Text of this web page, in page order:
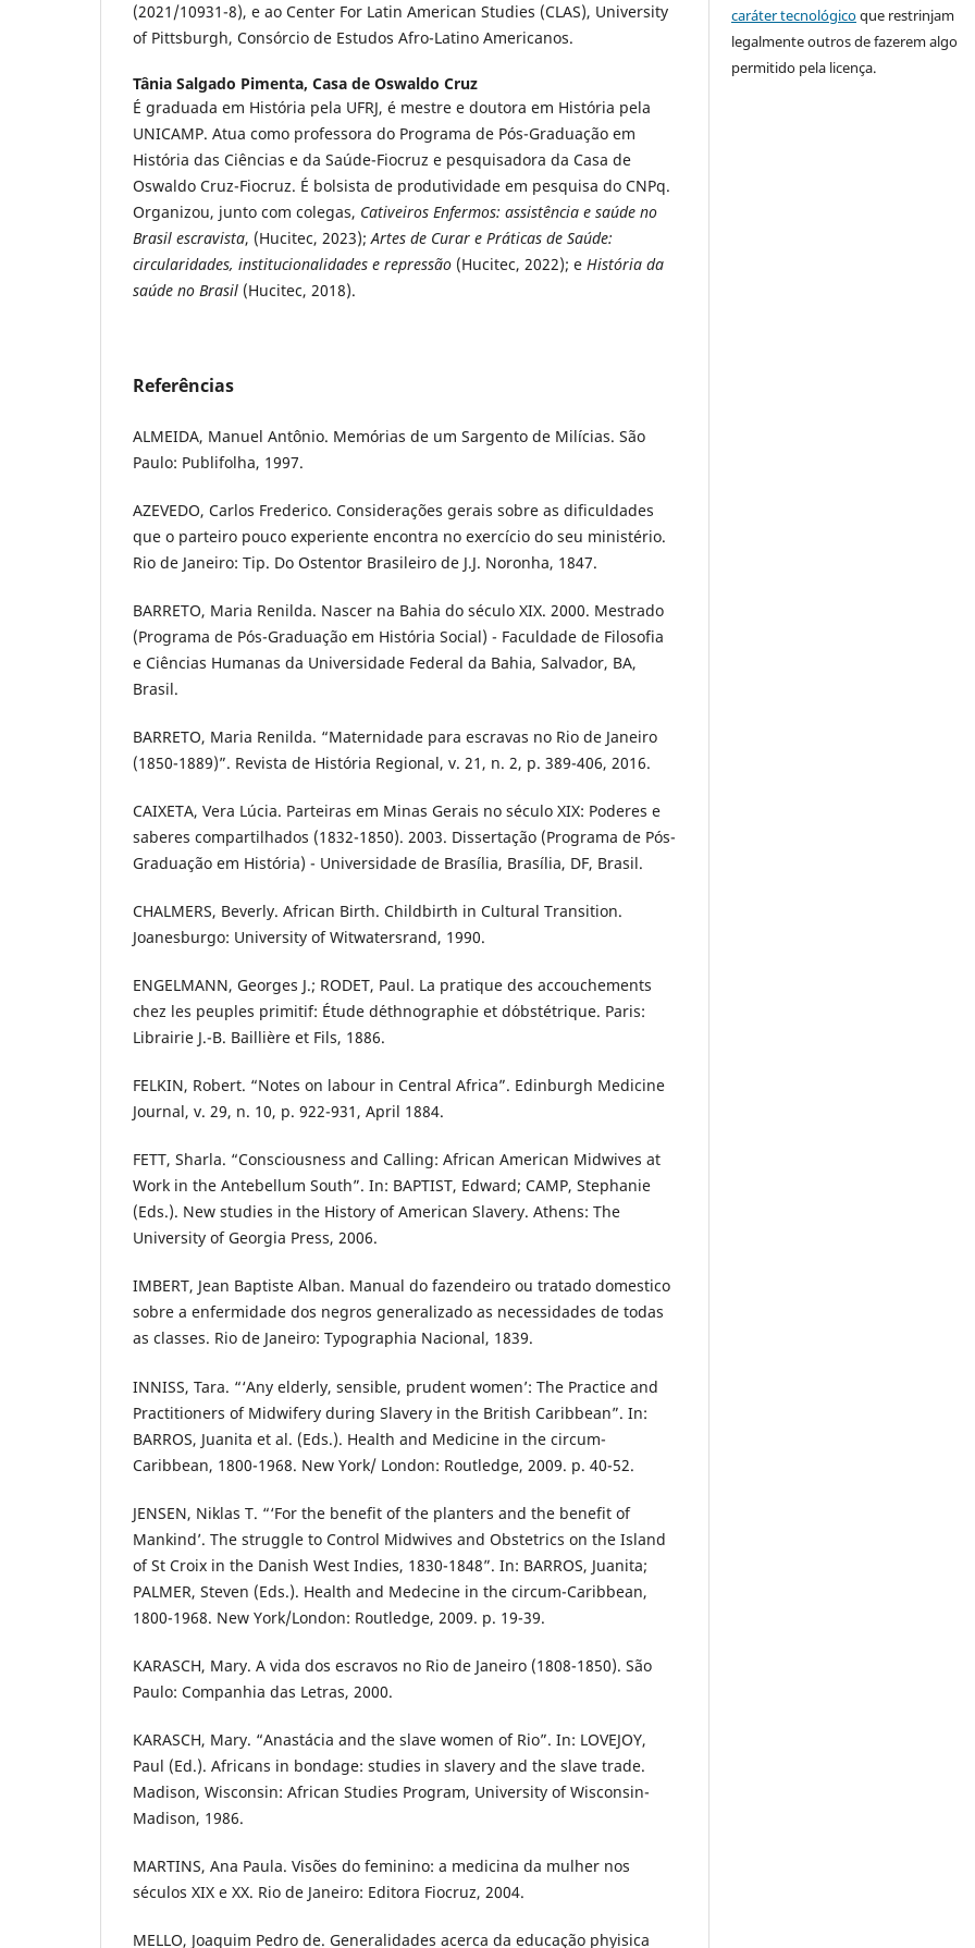
(2021/10931-8), e ao Center For Latin American Studies (CLAS), University
of Pittsburgh, Consórcio de Estudos Afro-Latino Americanos.
Tânia Salgado Pimenta, Casa de Oswaldo Cruz
É graduada em História pela UFRJ, é mestre e doutora em História pela
UNICAMP. Atua como professora do Programa de Pós-Graduação em
História das Ciências e da Saúde-Fiocruz e pesquisadora da Casa de
Oswaldo Cruz-Fiocruz. É bolsista de produtividade em pesquisa do CNPq.
Organizou, junto com colegas, Cativeiros Enfermos: assistência e saúde no
Brasil escravista, (Hucitec, 2023);Artes de Curar e Práticas de Saúde:
circularidades, institucionalidades e repressão (Hucitec, 2022); e História da
saúde no Brasil (Hucitec, 2018).
Referências
ALMEIDA, Manuel Antônio. Memórias de um Sargento de Milícias. São
Paulo: Publifolha, 1997.
AZEVEDO, Carlos Frederico. Considerações gerais sobre as dificuldades
que o parteiro pouco experiente encontra no exercício do seu ministério.
Rio de Janeiro: Tip. Do Ostentor Brasileiro de J.J. Noronha, 1847.
BARRETO, Maria Renilda. Nascer na Bahia do século XIX. 2000. Mestrado
(Programa de Pós-Graduação em História Social) - Faculdade de Filosofia
e Ciências Humanas da Universidade Federal da Bahia, Salvador, BA,
Brasil.
BARRETO, Maria Renilda. “Maternidade para escravas no Rio de Janeiro
(1850-1889)”. Revista de História Regional, v. 21, n. 2, p. 389-406, 2016.
CAIXETA, Vera Lúcia. Parteiras em Minas Gerais no século XIX: Poderes e
saberes compartilhados (1832-1850). 2003. Dissertação (Programa de Pós-
Graduação em História) - Universidade de Brasília, Brasília, DF, Brasil.
CHALMERS, Beverly. African Birth. Childbirth in Cultural Transition.
Joanesburgo: University of Witwatersrand, 1990.
ENGELMANN, Georges J.; RODET, Paul. La pratique des accouchements
chez les peuples primitif: Étude d´ethnographie et d´obstétrique. Paris:
Librairie J.-B. Baillière et Fils, 1886.
FELKIN, Robert. “Notes on labour in Central Africa”. Edinburgh Medicine
Journal, v. 29, n. 10, p. 922-931, April 1884.
FETT, Sharla. “Consciousness and Calling: African American Midwives at
Work in the Antebellum South”. In: BAPTIST, Edward; CAMP, Stephanie
(Eds.). New studies in the History of American Slavery. Athens: The
University of Georgia Press, 2006.
IMBERT, Jean Baptiste Alban. Manual do fazendeiro ou tratado domestico
sobre a enfermidade dos negros generalizado as necessidades de todas
as classes. Rio de Janeiro: Typographia Nacional, 1839.
INNISS, Tara. “‘Any elderly, sensible, prudent women’: The Practice and
Practitioners of Midwifery during Slavery in the British Caribbean”. In:
BARROS, Juanita et al. (Eds.). Health and Medicine in the circum-
Caribbean, 1800-1968. New York/ London: Routledge, 2009. p. 40-52.
JENSEN, Niklas T. “‘For the benefit of the planters and the benefit of
Mankind’. The struggle to Control Midwives and Obstetrics on the Island
of St Croix in the Danish West Indies, 1830-1848”. In: BARROS, Juanita;
PALMER, Steven (Eds.). Health and Medecine in the circum-Caribbean,
1800-1968. New York/London: Routledge, 2009. p. 19-39.
KARASCH, Mary. A vida dos escravos no Rio de Janeiro (1808-1850). São
Paulo: Companhia das Letras, 2000.
KARASCH, Mary. “Anastácia and the slave women of Rio”. In: LOVEJOY,
Paul (Ed.). Africans in bondage: studies in slavery and the slave trade.
Madison, Wisconsin: African Studies Program, University of Wisconsin-
Madison, 1986.
MARTINS, Ana Paula. Visões do feminino: a medicina da mulher nos
séculos XIX e XX. Rio de Janeiro: Editora Fiocruz, 2004.
MELLO, Joaquim Pedro de. Generalidades acerca da educação phyisica
caráter tecnológicoque restrinjam
legalmente outros de fazerem algo
permitido pela licença.